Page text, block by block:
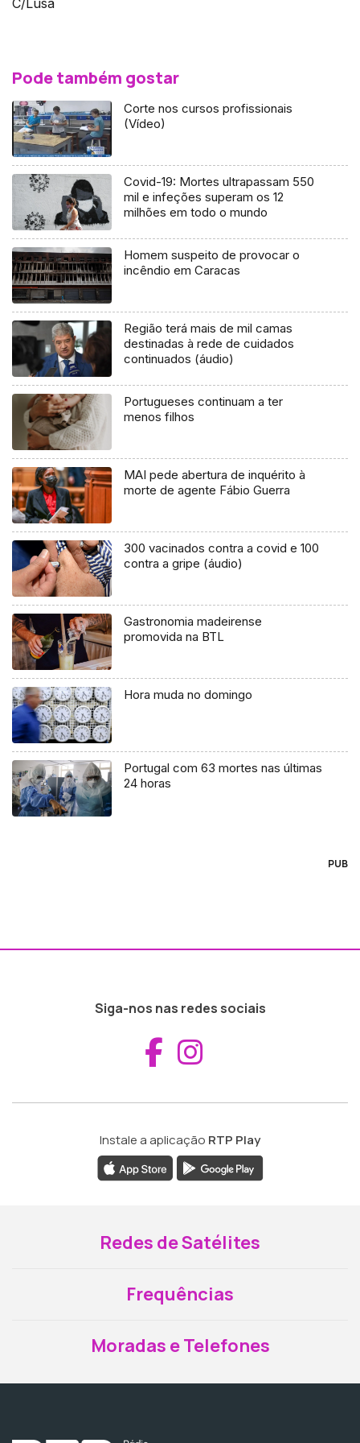
C/Lusa
Pode também gostar
Corte nos cursos profissionais
(Vídeo)
Covid-19: Mortes ultrapassam 550
mil e infeções superam os 12
milhões em todo o mundo
Homem suspeito de provocar o
incêndio em Caracas
Região terá mais de mil camas
destinadas à rede de cuidados
continuados (áudio)
Portugueses continuam a ter
menos filhos
MAI pede abertura de inquérito à
morte de agente Fábio Guerra
300 vacinados contra a covid e 100
contra a gripe (áudio)
Gastronomia madeirense
promovida na BTL
Hora muda no domingo
Portugal com 63 mortes nas últimas
24 horas
PUB
Siga-nos nas redes sociais
Aceder ao
Instale a aplicação RTP Play
Redes de Satélites
Frequências
Moradas e Telefones